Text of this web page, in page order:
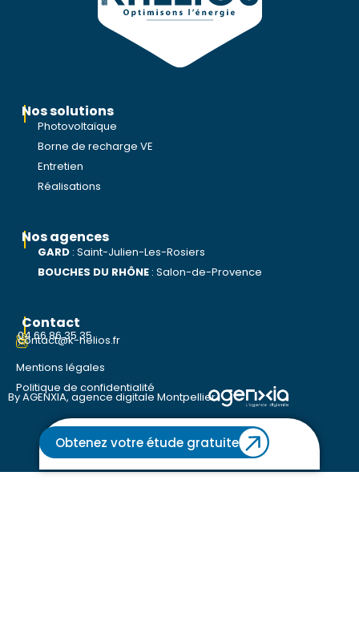
Nos solutions
Photovoltaïque
Borne de recharge VE
Entretien
Réalisations
Nos agences
GARD : Saint-Julien-Les-Rosiers
BOUCHES DU RHÔNE : Salon-de-Provence
Contact
04 66 86 35 35
contact@k-helios.fr
Mentions légales
Politique de confidentialité
By AGENXIA, agence digitale Montpellier
Obtenez votre étude gratuite